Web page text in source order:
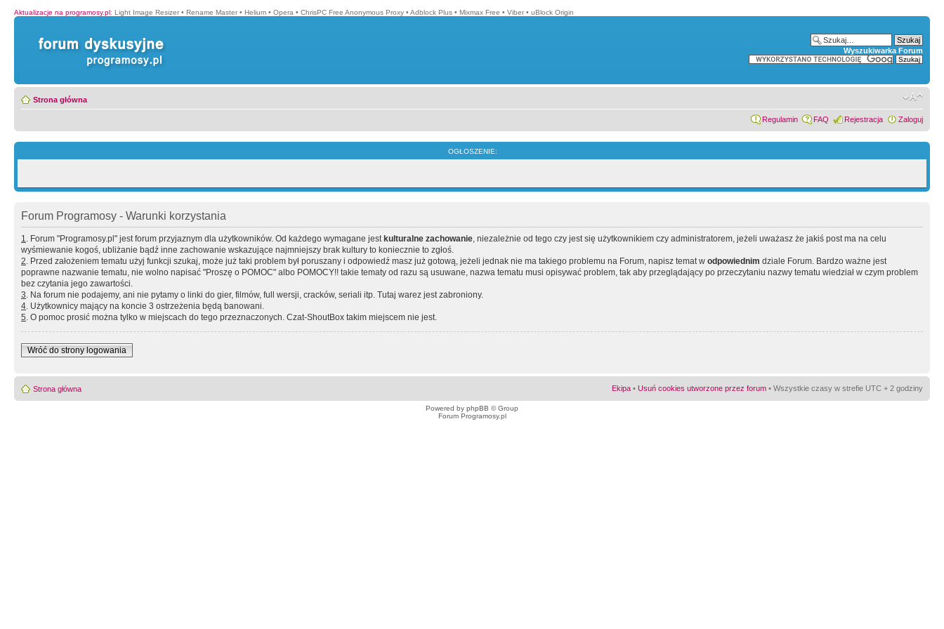
Aktualizacje na programosy.pl: Light Image Resizer • Rename Master • Helium • Opera • ChrisPC Free Anonymous Proxy • Adblock Plus • Mixmax Free • Viber • uBlock Origin
Wyszukiwarka Forum
Strona główna
Regulamin FAQ Rejestracja Zaloguj
OGŁOSZENIE:
Forum Programosy - Warunki korzystania
1. Forum "Programosy.pl" jest forum przyjaznym dla użytkowników. Od każdego wymagane jest kulturalne zachowanie, niezależnie od tego czy jest się użytkownikiem czy administratorem, jeżeli uważasz że jakiś post ma na celu
wyśmiewanie kogoś, ubliżanie bądź inne zachowanie wskazujące najmniejszy brak kultury to koniecznie to zgłoś.
2. Przed założeniem tematu użyj funkcji szukaj, może już taki problem był poruszany i odpowiedź masz już gotową, jeżeli jednak nie ma takiego problemu na Forum, napisz temat w odpowiednim dziale Forum. Bardzo ważne jest
poprawne nazwanie tematu, nie wolno napisać "Proszę o POMOC" albo POMOCY!! takie tematy od razu są usuwane, nazwa tematu musi opisywać problem, tak aby przeglądający po przeczytaniu nazwy tematu wiedział w czym problem
bez czytania jego zawartości.
3. Na forum nie podajemy, ani nie pytamy o linki do gier, filmów, full wersji, cracków, seriali itp. Tutaj warez jest zabroniony.
4. Użytkownicy mający na koncie 3 ostrzeżenia będą banowani.
5. O pomoc prosić można tylko w miejscach do tego przeznaczonych. Czat-ShoutBox takim miejscem nie jest.
Wróć do strony logowania
Strona główna Ekipa • Usuń cookies utworzone przez forum • Wszystkie czasy w strefie UTC + 2 godziny
Powered by phpBB © Group
Forum Programosy.pl